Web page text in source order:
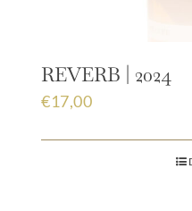
REVERB | 2024
€17,00